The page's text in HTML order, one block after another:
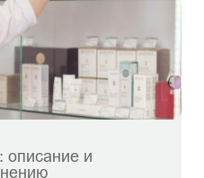
описание и